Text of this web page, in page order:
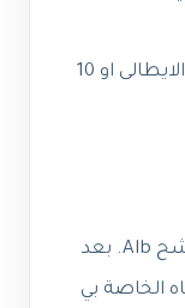
أسأل عن فلتر جامبو حجمها 20 انش الايطالى او 10
لقد تأثرت بشكل خاص بمدى نجاح مرشح Alb. بعد
الخاصة بي